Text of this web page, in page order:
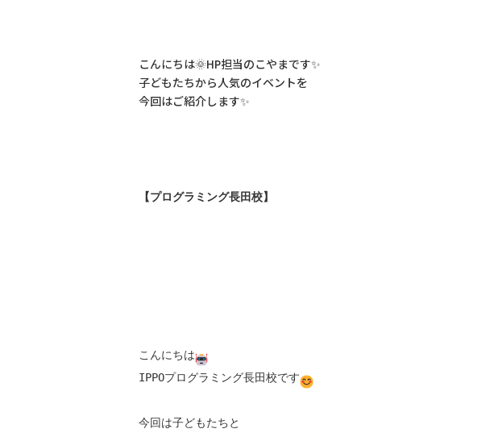
こんにちは🌞HP担当のこやまです✨
子どもたちから人気のイベントを
今回はご紹介します✨
【プログラミング長田校】
こんにちは
IPPOプログラミング長田校です
今回は子どもたちと